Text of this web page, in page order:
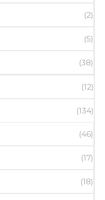
(2)
(5)
(38)
(12)
(134)
(46)
(17)
(18)